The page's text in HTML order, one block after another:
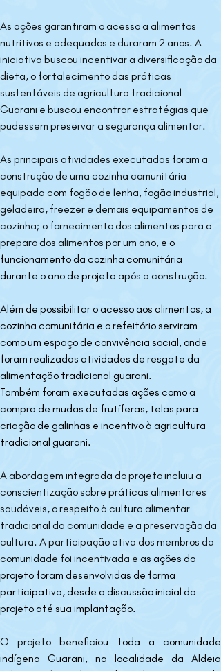
As ações garantiram o acesso a alimentos
nutritivos e adequados e duraram 2 anos. A
iniciativa buscou incentivar a diversificação da
dieta, o fortalecimento das práticas
sustentáveis de agricultura tradicional
Guarani e buscou encontrar estratégias que
pudessem preservar a segurança alimentar.
As principais atividades executadas foram a
construção de uma cozinha comunitária
equipada com fogão de lenha, fogão industrial,
geladeira, freezer e demais equipamentos de
cozinha; o fornecimento dos alimentos para o
preparo dos alimentos por um ano, e o
funcionamento da cozinha comunitária
durante o ano de projeto após a construção.
Além de possibilitar o acesso aos alimentos, a
cozinha comunitária e o refeitório serviram
como um espaço de convivência social, onde
foram realizadas atividades de resgate da
alimentação tradicional guarani.
Também foram executadas ações como a
compra de mudas de frutíferas, telas para
criação de galinhas e incentivo à agricultura
tradicional guarani.
A abordagem integrada do projeto incluiu a
conscientização sobre práticas alimentares
saudáveis, o respeito à cultura alimentar
tradicional da comunidade e a preservação da
cultura. A participação ativa dos membros da
comunidade foi incentivada e as ações do
projeto foram desenvolvidas de forma
participativa, desde a discussão inicial do
projeto até sua implantação.
O projeto beneficiou toda a comunidade
indígena Guarani, na localidade da Aldeia